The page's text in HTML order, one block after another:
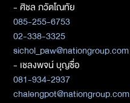
- ศิชล ภวัตโณทัย
085-255-6753
02-338-3325
sichol_paw@nationgroup.com
- เชลงพจน์ บุญซื่อ
081-934-2937
chalengpot@nationgroup.com